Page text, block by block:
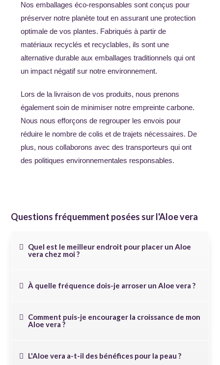
Nos emballages éco-responsables sont conçus pour
préserver notre planète tout en assurant une protection
optimale de vos plantes. Fabriqués à partir de
matériaux recyclés et recyclables, ils sont une
alternative durable aux emballages traditionnels qui ont
un impact négatif sur notre environnement.
Lors de la livraison de vos produits, nous prenons
également soin de minimiser notre empreinte carbone.
Nous nous efforçons de regrouper les envois pour
réduire le nombre de colis et de trajets nécessaires. De
plus, nous collaborons avec des transporteurs qui ont
des politiques environnementales responsables.
Questions fréquemment posées sur l'Aloe vera
Quel est le meilleur endroit pour placer un Aloe
vera chez moi ?
À quelle fréquence dois-je arroser un Aloe vera ?
Comment puis-je encourager la croissance de mon
Aloe vera ?
L'Aloe vera a-t-il des bénéfices pour la peau ?